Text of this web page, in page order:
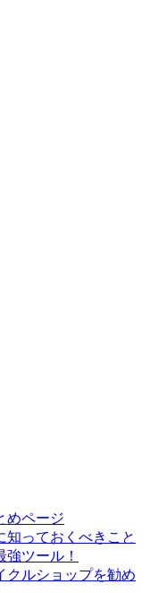
めページ
知っておくべきこと
ツール！
クルショップを勧め